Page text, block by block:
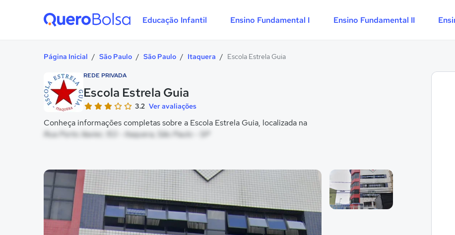
Educação Infantil Ensino Fundamental I Ensino Fundamental II
Página Inicial / São Paulo / São Paulo / Itaquera / Escola Estrela Guia
REDE PRIVADA
Escola Estrela Guia
3.2 Ver avaliações
Conheça informações completas sobre a Escola Estrela Guia, localizada na
Rua Porto Xavier, 153 - Itaquera, São Paulo - SP
Galeria de imagem